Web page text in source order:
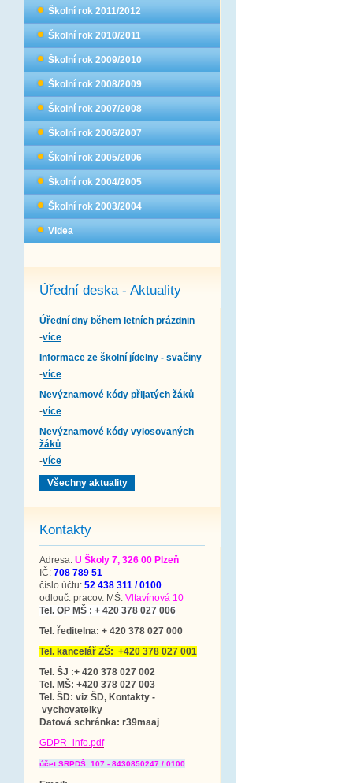
Školní rok 2011/2012
Školní rok 2010/2011
Školní rok 2009/2010
Školní rok 2008/2009
Školní rok 2007/2008
Školní rok 2006/2007
Školní rok 2005/2006
Školní rok 2004/2005
Školní rok 2003/2004
Videa
Úřední deska - Aktuality
Úřední dny během letních prázdnin
-více
Informace ze školní jídelny - svačiny
-více
Nevýznamové kódy přijatých žáků
-více
Nevýznamové kódy vylosovaných
žáků
-více
Všechny aktuality
Kontakty
Adresa: U Školy 7, 326 00 Plzeň
IČ: 708 789 51
číslo účtu: 52 438 311 / 0100
odlouč. pracov. MŠ: Vltavínová 10
Tel. OP MŠ : + 420 378 027 006
Tel. ředitelna: + 420 378 027 000
Tel. kancelář ZŠ: +420 378 027 001
Tel. ŠJ :+ 420 378 027 002
Tel. MŠ: +420 378 027 003
Tel. ŠD: viz ŠD, Kontakty -
vychovatelky
Datová schránka: r39maaj
GDPR_info.pdf
účet SRPDŠ: 107 - 8430850247 / 0100